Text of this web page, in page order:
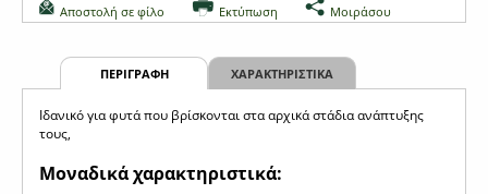
Αποστολή σε φίλο Εκτύπωση Μοιράσου
ΠΕΡΙΓΡΑΦΗ ΧΑΡΑΚΤΗΡΙΣΤΙΚΑ
Ιδανικό για φυτά που βρίσκονται στα αρχικά στάδια ανάπτυξης
τους,
Μοναδικά χαρακτηριστικά: